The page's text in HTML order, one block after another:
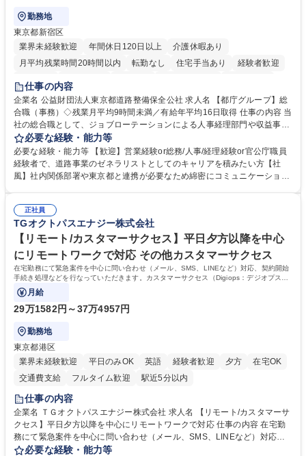
勤務地
東京都新宿区
業界未経験歓迎
年間休日120日以上
介護休暇あり
月平均残業時間20時間以内
転勤なし 住宅手当あり
経験者歓迎
研修あり
退職金あり
駅近5分以内
資格取得手当あり 食事補助あり
仕事の内容
企業名 公益財団法人東京都道路整備保全公社 求人名 【都庁グループ】総
合職（事務）◇残業月平均9時間未満／有給年平均16日取得 仕事の内容 当
社の総合職として、ジョブローテーションによる人事経理部門や収益事業
等のフロント部門の部署等幅広い部署での業務をお任せいたします。研修
制度やキャリア支援が充実しております！ ※下記業務詳細 【業務詳細】■
管理部門：広報、人事、経理など当公社の運営に係る管理業務 ■収益部
門：駐車場の新規開拓、管理運営、新宿駅西口広場の「イベントコーナ
道路施設や道路工事現場の見学ツアー事業 ※入社後は上記いずれかの部門
へ配属。※業務内容変更の範囲：会社の定める業務 募集職種 【都庁グル
ープ】総合職（事務）◇残業月平均9時間未満／有給年平均16日取得
必要な経験・能力等
必要な経験・能力等 【歓迎】営業経験or総務/人事/経理経験or官公庁職員
経験者で、道路事業のゼネラリストとしてのキャリアを積みたい方【社
風】社内関係部署や東京都と連携が必要なため綿密にコミュニケーション
部門など多岐に渡る業務を経験できます。 ■様々なプロジェクト：駐車場
事業の他、新宿駅西口広場内に設置された照明を兼ねた広告「ブライトサ
イン」の管理運営を行うなど、事業収益を生み出す活動を積極的に行って
います。 学歴・資格 学歴：大学院 大学 高専 短大 専修学校 高校 語学力：
資格：
正社員
TGオクトパスエナジー株式会社
【リモート/カスタマーサクセス】平日夕方以降を中心
にリモートワークで対応 その他カスタマーサクセス
在宅勤務にて緊急案件を中心に問い合わせ（メール、SMS、LINEなど）対応、契約開始
手続き処理などを行なっていただきます。カスタマーサクセス（Digiops：デジオプス）
と運用構築の業務となります。
月給
29万1582円～37万4957円
勤務地
東京都港区
業界未経験歓迎
平日のみOK 英語 経験者歓迎 夕方
在宅OK
交通費支給
フルタイム歓迎 駅近5分以内
仕事の内容
企業名 ＴＧオクトパスエナジー株式会社 求人名 【リモート/カスタマーサ
クセス】平日夕方以降を中心にリモートワークで対応 仕事の内容 在宅勤
務にて緊急案件を中心に問い合わせ（メール、SMS、LINEなど）対応、
契約開始手続き処理などを行なっていただきます。カスタマーサクセス
必要な経験・能力等